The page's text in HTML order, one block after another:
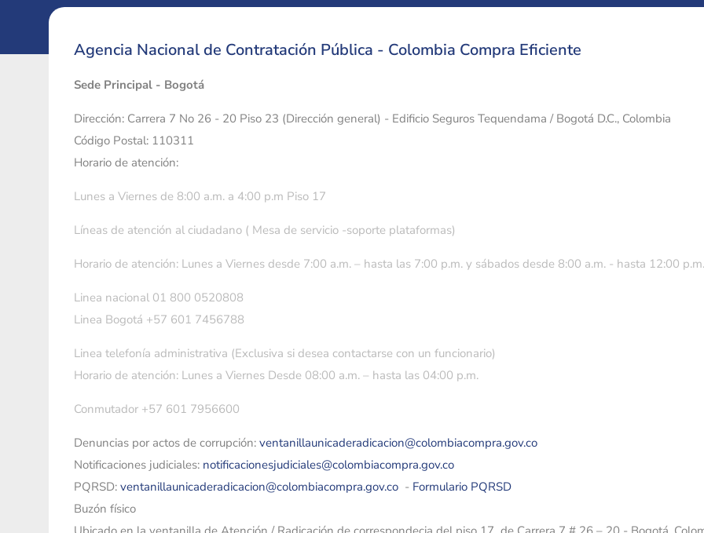
Agencia Nacional de Contratación Pública - Colombia Compra Eficiente
Sede Principal - Bogotá
Dirección: Carrera 7 No 26 - 20 Piso 23 (Dirección general) - Edificio Seguros Tequendama / Bogotá D.C., Colombia
Código Postal: 110311
Horario de atención:
Lunes a Viernes de 8:00 a.m. a 4:00 p.m Piso 17
Líneas de atención al ciudadano ( Mesa de servicio -soporte plataformas)
Horario de atención: Lunes a Viernes desde 7:00 a.m. – hasta las 7:00 p.m. y sábados desde 8:00 a.m. - hasta 12:00 p.m.
Linea nacional 01 800 0520808
Linea Bogotá +57 601 7456788
Linea telefonía administrativa (Exclusiva si desea contactarse con un funcionario)
Horario de atención: Lunes a Viernes Desde 08:00 a.m. – hasta las 04:00 p.m.
Conmutador +57 601 7956600
Denuncias por actos de corrupción: ventanillaunicaderadicacion@colombiacompra.gov.co
Notificaciones judiciales: notificacionesjudiciales@colombiacompra.gov.co
PQRSD: ventanillaunicaderadicacion@colombiacompra.gov.co - Formulario PQRSD
Buzón físico